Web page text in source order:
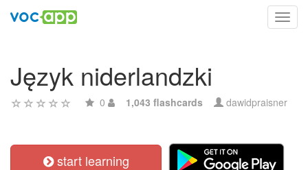
Język niderlandzki
0 1,043 flashcards dawidpraisner
start learning